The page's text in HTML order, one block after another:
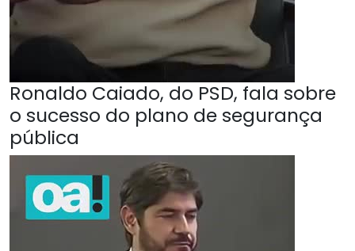
Ronaldo Caiado, do PSD, fala sobre
o sucesso do plano de segurança
pública